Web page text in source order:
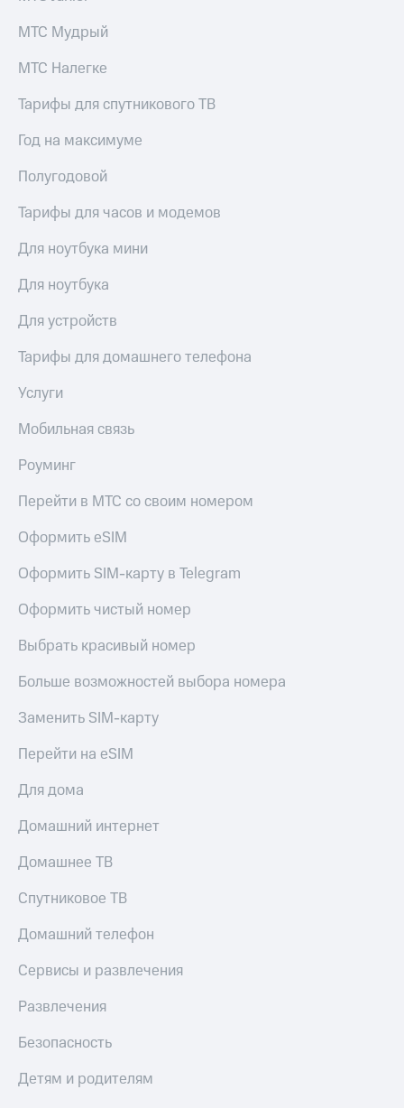
только
Безопасность
и родителям
Здоровье
от МТС
Акции
Приложения
КИОН
Строки
Гудок
Мой
приложения
Инвестиции
Получайте
онлайн
Страхование
полисов
онлайн
Скидка 30%
на связь
С картой
Деньги
Накопления
Откладывайте
и получайте
Платежи
переводы
Live
Гудок
Мой
приложения
Инвестиции
Получайте
онлайн
Страхование
Покупка
полисов
онлайн
на связь
Деньги
Откладывайте
и получайте
Акции
пополнения
Скидка
30%
на связь
Тарифы
РИИЛ
дешевле
при оплате
с карты
МТС Деньги
Обзоры
до 40%
покупке
МТС
МТС Мудрый
МТС Налегке
Тарифы для спутникового ТВ
Год на максимуме
Полугодовой
Тарифы для часов и модемов
Для ноутбука мини
Для ноутбука
Для устройств
Тарифы для домашнего телефона
Услуги
Мобильная связь
Роуминг
Перейти в МТС со своим номером
Оформить eSIM
Оформить SIM-карту в Telegram
Оформить чистый номер
Выбрать красивый номер
Больше возможностей выбора номера
Заменить SIM-карту
Перейти на eSIM
Для дома
Домашний интернет
Домашнее ТВ
Спутниковое ТВ
Домашний телефон
Сервисы и развлечения
Развлечения
Безопасность
Детям и родителям